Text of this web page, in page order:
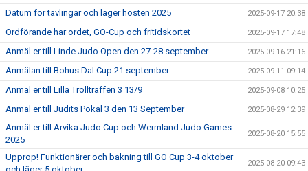
Datum för tävlingar och läger hösten 2025 2025-09-17 20:38
Ordförande har ordet, GO-Cup och fritidskortet 2025-09-17 17:48
Anmäl er till Linde Judo Open den 27-28 september 2025-09-16 21:16
Anmälan till Bohus Dal Cup 21 september 2025-09-11 09:14
Anmäl er till Lilla Trollträffen 3 13/9 2025-09-08 10:25
Anmäl er till Judits Pokal 3 den 13 September 2025-08-29 12:39
Anmäl er till Arvika Judo Cup och Wermland Judo Games
2025
2025-08-20 15:55
Upprop! Funktionärer och bakning till GO Cup 3-4 oktober
2025-08-20 09:43